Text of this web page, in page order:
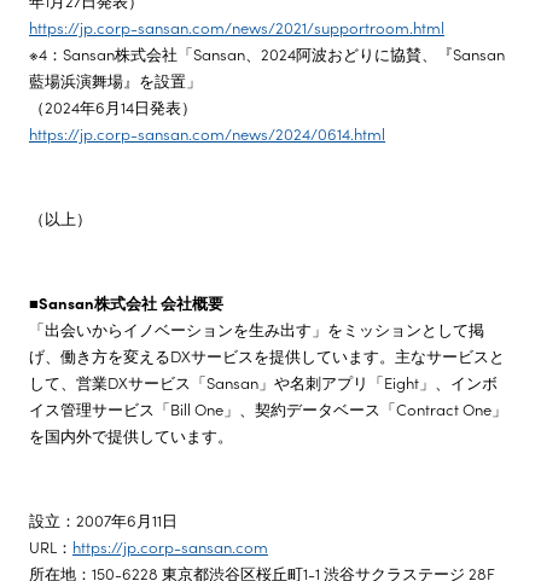
https://jp.corp-sansan.com/news/2021/supportroom.html
※4：Sansan株式会社「Sansan、2024阿波おどりに協賛、『Sansan
藍場浜演舞場』を設置」
（2024年6月14日発表）
https://jp.corp-sansan.com/news/2024/0614.html
（以上）
■Sansan株式会社 会社概要
「出会いからイノベーションを生み出す」をミッションとして掲
げ、働き方を変えるDXサービスを提供しています。主なサービスと
して、営業DXサービス「Sansan」や名刺アプリ「Eight」、インボ
イス管理サービス「Bill One」、契約データベース「Contract One」
を国内外で提供しています。
設立：2007年6月11日
URL： https://jp.corp-sansan.com
所在地：150-6228 東京都渋谷区桜丘町1-1 渋谷サクラステージ 28F